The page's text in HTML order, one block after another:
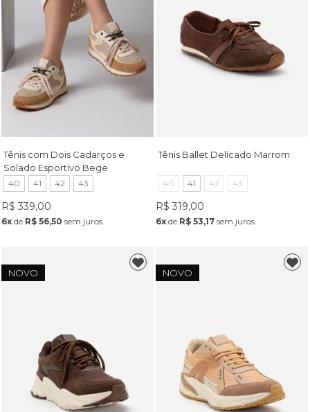
Tênis com Dois Cadarços e
Solado Esportivo Bege
40 41 42 43
R$ 339,00
6xde R$ 56,50 sem juros
Tênis Ballet Delicado Marrom
40 41 42 43
R$ 319,00
6x de R$ 53,17 sem juros
NOVO NOVO